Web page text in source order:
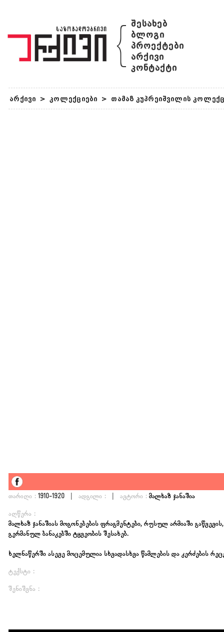
{ შესახებ
ბლოგი
პროექტები
არქივი
კონტაქტი
არქივი > კოლექციები > თამაზ კუპრეიშვილის
თარიღი : 1910-1920 | ადგილი : | ავტორი : მალხაზ ჯანაშია
აღწერა :
მალხაზ ჯანაშიას მოგონებების ფრაგმენტები, რუსულ არმიაში
გერმანულ ბანაკებში ტყვეობის შესახებ.
ხელნაწერში ასევე მოცემულია სხვადასხვა წამლების და კერძების
ტექსტი :
შენიშვნა :